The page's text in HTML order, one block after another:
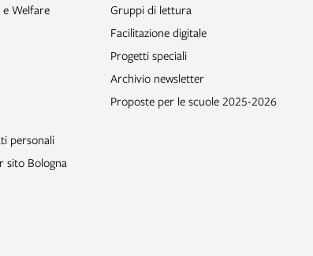
Welfare
personali
sito Bologna
Gruppi di lettura
Facilitazione digitale
Progetti speciali
Archivio newsletter
Proposte per le scuole 2025-2026